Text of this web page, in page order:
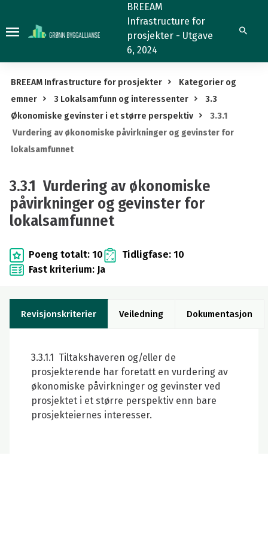
Vurdering
økonomiske
påvirkninger
og
gevinster
for
lokalsamfunnet
BREEAM
Infrastructure for
prosjekter - Utgave
6, 2024
Søk
BREEAM Infrastructure for prosjekter
Kategorier og
emner
3 Lokalsamfunn og interessenter
3.3
Økonomiske gevinster i et større perspektiv
3.3.1
Vurdering av økonomiske påvirkninger og gevinster for
lokalsamfunnet
3.3.1 Vurdering av økonomiske
påvirkninger og gevinster for
lokalsamfunnet
Poeng totalt: 10
Tidligfase: 10
Fast kriterium: Ja
Revisjonskriterier Veiledning Dokumentasjon
3.3.1.1 Tiltakshaveren og/eller de
prosjekterende har foretatt en vurdering av
økonomiske påvirkninger og gevinster ved
prosjektet i et større perspektiv enn bare
prosjekteiernes interesser.